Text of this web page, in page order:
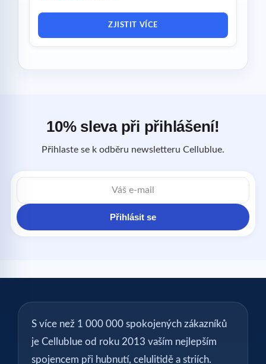
ZJISTIT VÍCE
10% sleva při přihlášení!
Přihlaste se k odběru newsletteru Cellublue.
E-
mailová
Přihlásit se
S více než 1 000 000 spokojených zákazníků
je Cellublue od roku 2013 vaším nejlepším
spojencem při hubnutí, celulitidě a striích.